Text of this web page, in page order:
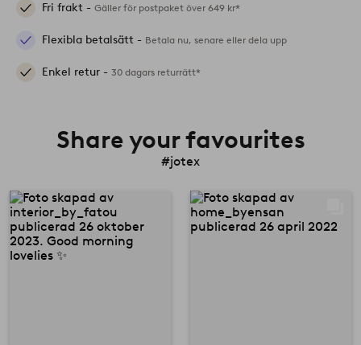
Fri frakt - Gäller för postpaket över 649 kr*
Flexibla betalsätt - Betala nu, senare eller dela upp
Enkel retur - 30 dagars returrätt*
Share your favourites
#jotex